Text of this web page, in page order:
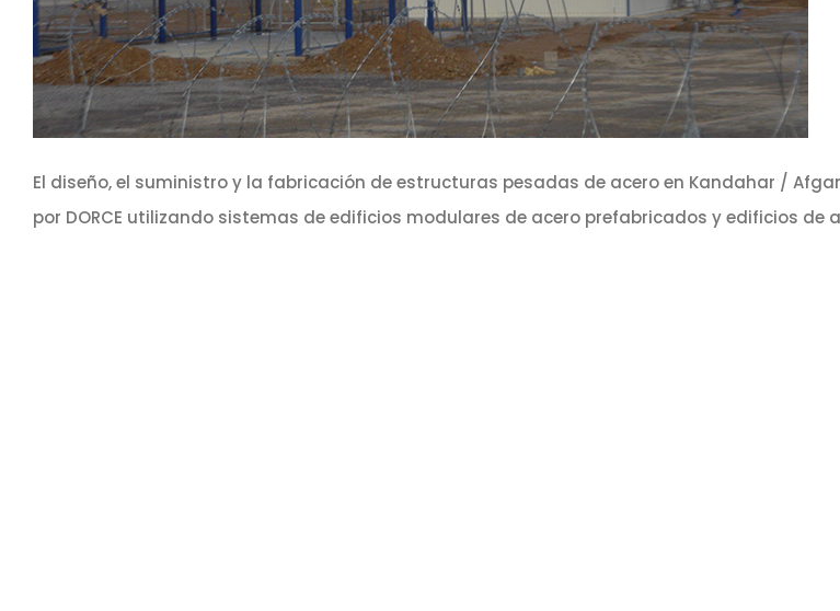
El diseño, el suministro y la fabricación de estructuras pesadas de acero en Kandahar /
por DORCE utilizando sistemas de edificios modulares de acero prefabricados y edificios de